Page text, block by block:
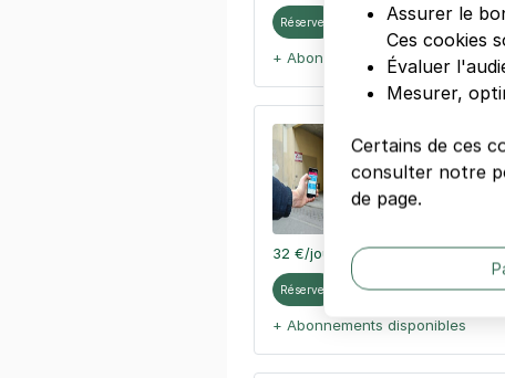
Réserver
+ Abonnements disponibles
Bréguet-
22 rue Saint-
75011 Paris
4,2
32 €/jour 100 €/semaine(tarifs
Réserver
+ Abonnements disponibles
Assurer le
Ces cookies
Évaluer
Mesurer,
Certains de ces
consulter notre
de page.